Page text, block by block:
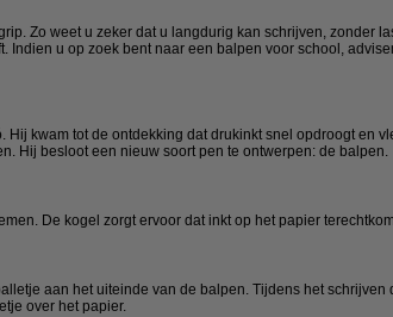
Zo weet u zeker dat u langdurig kan schrijven, zonder
Indien u op zoek bent naar een balpen voor school,
kwam tot de ontdekking dat drukinkt snel opdroogt en
Hij besloot een nieuw soort pen te ontwerpen: de balpen.
De kogel zorgt ervoor dat inkt op het papier
aan het uiteinde van de balpen. Tijdens het
over het papier.